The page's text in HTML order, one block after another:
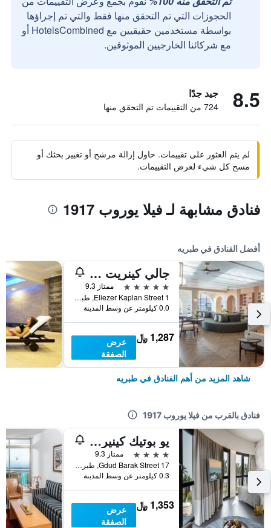
الحجوزات التي تم التحقق منها فقط والتي تم إجراؤها
بواسطة مستخدمين حقيقيين مع HotelsCombined أو
مع شركائنا الخارجيين الموثوقين.
8.5 جيد جدًا
724 من التقييمات تم التحقق منها
لم يتم العثور على تقييمات. حاول إزالة مرشح أو تغيير بحثك أو
مسح كل شيء لعرض التقييمات.
فنادق مشابهة لـ فيلا يوروب 1917
أفضل الفنادق في طبريه
جالي كينريت هوتل
5 نجوم
ممتاز 9.3
1 Eliezer Kaplan Street, طبريه, Haûafon (Northern), اسرائيل
0.0 كيلومتر عن وسط المدينة
1,287 ﷼
عرض
الصفقة
شاهد المزيد من أهم الفنادق في طبريه
فنادق بالقرب من فيلا يوروب 1917
يو بوتيك كينيريت باي ذا سي أوف جليل
4 نجوم
ممتاز 9.3
17 Gdud Barak Street, طبريه, Haûafon (Northern), اسرائيل
0.3 كيلومتر عن وسط المدينة
1,353 ﷼
عرض
الصفقة